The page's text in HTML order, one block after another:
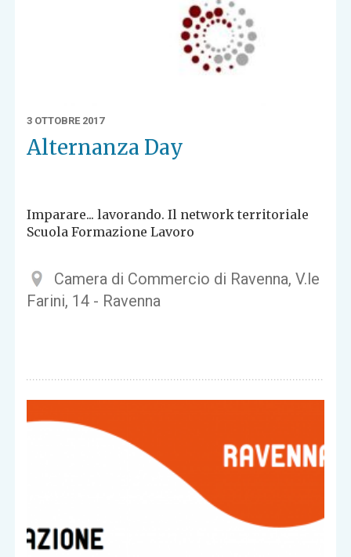
3 OTTOBRE 2017
Alternanza Day
Imparare... lavorando. Il network territoriale
Scuola Formazione Lavoro
Camera di Commercio di Ravenna, V.le
Farini, 14 - Ravenna